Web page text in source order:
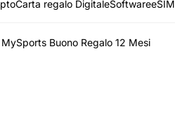
Carta regalo DigitaleSoftwareeSIM
MySports Buono Regalo 12 Mesi